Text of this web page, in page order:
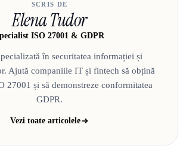
SCRIS DE
Elena Tudor
ISO 27001 & GDPR
în securitatea informației și
Ajută companiile IT și fintech să obțină
27001 și să demonstreze conformitatea
GDPR.
Vezi toate articolele